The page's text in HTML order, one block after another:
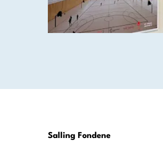
Salling Fondene